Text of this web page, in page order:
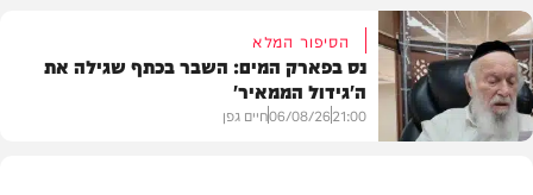
צבא וביטחון
הסיפור המלא
נס בפארק המים: השבר בכתף שגילה את
ה'גידול הממאיר'
21:00
06/08/26חיים גפן